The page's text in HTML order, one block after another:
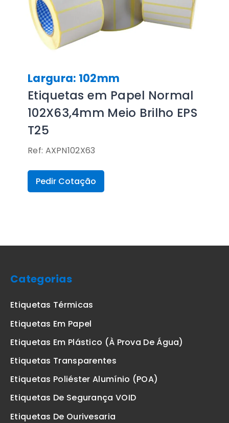
Largura: 102mm
Etiquetas em Papel Normal
102X63,4mm Meio Brilho EPS
T25
Ref: AXPN102X63
Pedir Cotação
Categorias
Etiquetas Térmicas
Etiquetas Em Papel
Etiquetas Em Plástico (à Prova De Água)
Etiquetas Transparentes
Etiquetas Poliéster Alumínio (POA)
Etiquetas De Segurança VOID
Etiquetas De Ourivesaria